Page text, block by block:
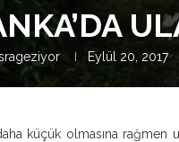
Eylül 20, 2017
küçük olmasına